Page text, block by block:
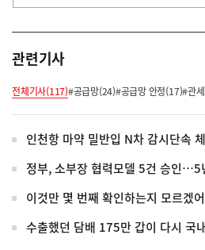
관련기사
전체기사(117)#공급망(24)#공급망 안정(17)#관
인천항 마약 밀반입 N차 감시단속
정부, 소부장 협력모델 5건 승인…5
이것만 몇 번째 확인하는지 모르겠
수출했던 담배 175만 갑이 다시 국